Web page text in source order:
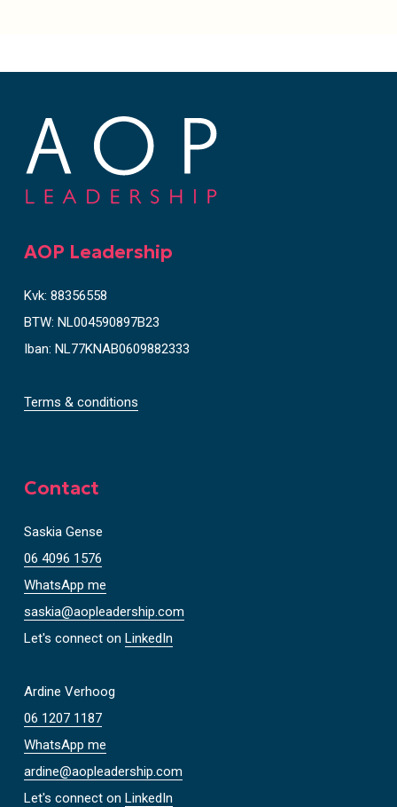
AOP Leadership
Kvk: 88356558
BTW: NL004590897B23
Iban: NL77KNAB0609882333
Terms & conditions
Contact
Saskia Gense
06 4096 1576
WhatsApp me
saskia@aopleadership.com
Let's connect on LinkedIn
Ardine Verhoog
06 1207 1187
WhatsApp me
ardine@aopleadership.com
Let's connect on LinkedIn